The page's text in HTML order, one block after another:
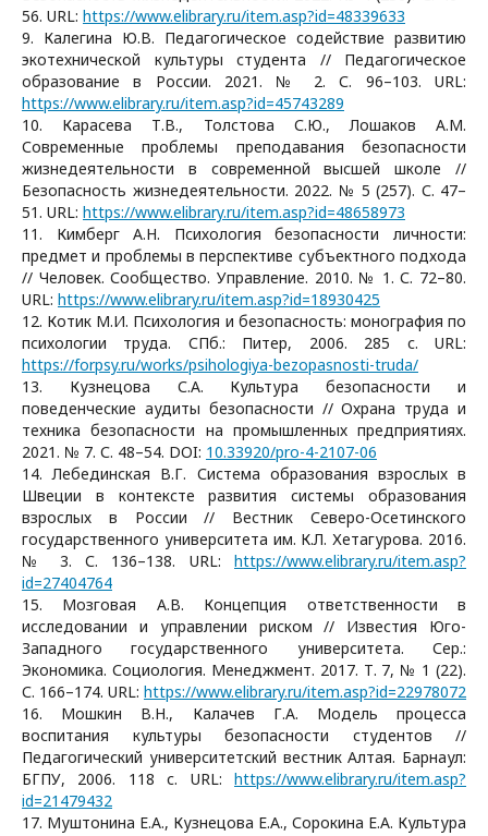
56. URL: https://www.elibrary.ru/item.asp?id=48339633
9. Калегина Ю.В. Педагогическое содействие развитию
экотехнической культуры студента // Педагогическое
образование в России. 2021. № 2. С. 96–103. URL:
https://www.elibrary.ru/item.asp?id=45743289
10. Карасева Т.В., Толстова С.Ю., Лошаков А.М.
Современные проблемы преподавания безопасности
жизнедеятельности в современной высшей школе //
Безопасность жизнедеятельности. 2022. № 5 (257). С. 47–
51. URL: https://www.elibrary.ru/item.asp?id=48658973
11. Кимберг А.Н. Психология безопасности личности:
предмет и проблемы в перспективе субъектного подхода
// Человек. Сообщество. Управление. 2010. № 1. С. 72–80.
URL: https://www.elibrary.ru/item.asp?id=18930425
12. Котик М.И. Психология и безопасность: монография по
психологии труда. СПб.: Питер, 2006. 285 с. URL:
https://forpsy.ru/works/psihologiya-bezopasnosti-truda/
13. Кузнецова С.А. Культура безопасности и
поведенческие аудиты безопасности // Охрана труда и
техника безопасности на промышленных предприятиях.
2021. № 7. С. 48–54. DOI: 10.33920/pro-4-2107-06
14. Лебединская В.Г. Система образования взрослых в
Швеции в контексте развития системы образования
взрослых в России // Вестник Северо-Осетинского
государственного университета им. К.Л. Хетагурова. 2016.
№ 3. С. 136–138. URL: https://www.elibrary.ru/item.asp?
id=27404764
15. Мозговая А.В. Концепция ответственности в
исследовании и управлении риском // Известия Юго-
Западного государственного университета. Сер.:
Экономика. Социология. Менеджмент. 2017. Т. 7, № 1 (22).
С. 166–174. URL: https://www.elibrary.ru/item.asp?id=22978072
16. Мошкин В.Н., Калачев Г.А. Модель процесса
воспитания культуры безопасности студентов //
Педагогический университетский вестник Алтая. Барнаул:
БГПУ, 2006. 118 с. URL: https://www.elibrary.ru/item.asp?
id=21479432
17. Муштонина Е.А., Кузнецова Е.А., Сорокина Е.А. Культура